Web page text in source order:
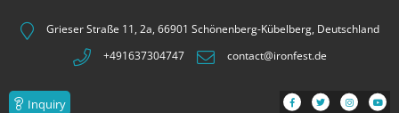
Grieser Straße 11, 2a, 66901 Schönenberg-Kübelberg, Deutschland
+491637304747
contact@ironfest.de
Inquiry